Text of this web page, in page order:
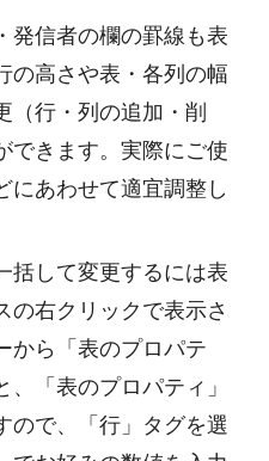
発信者の欄の罫線も表
の高さや表・各列の幅
（行・列の追加・削
できます。実際にご使
にあわせて適宜調整し
括して変更するには表
の右クリックで表示さ
から「表のプロパテ
「表のプロパティ」
ので、「行」タグを選